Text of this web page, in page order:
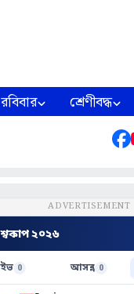
রবিবার শ্রেণীবদ্ধ
ADVERTISEMENT